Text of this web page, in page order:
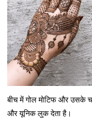
बीच में गोल मोटिफ और उसके
और यूनिक लुक देता है।